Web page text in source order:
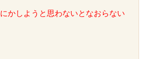
かしようと思わないとなおらない